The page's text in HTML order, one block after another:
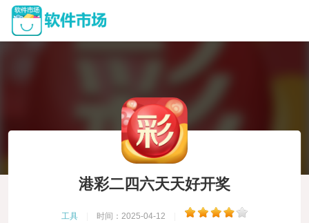
港彩二四六天天好开奖
工具 时间：2025-04-12